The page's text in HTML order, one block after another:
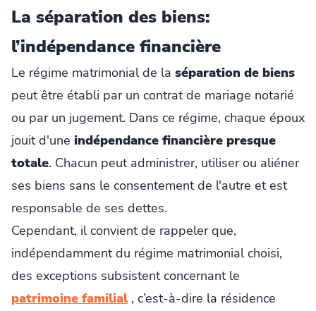
La séparation des biens:
l’indépendance financière
Le régime matrimonial de la séparation de biens
peut être établi par un contrat de mariage notarié
ou par un jugement. Dans ce régime, chaque époux
jouit d'une indépendance financière presque
totale. Chacun peut administrer, utiliser ou aliéner
ses biens sans le consentement de l'autre et est
responsable de ses dettes.
Cependant, il convient de rappeler que,
indépendamment du régime matrimonial choisi,
des exceptions subsistent concernant le
patrimoine familial , c’est-à-dire la résidence